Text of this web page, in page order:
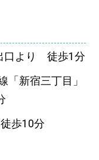
口より 徒歩1分
「新宿三丁目」
歩10分